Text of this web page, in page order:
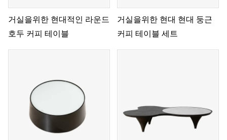
거실을위한 현대적인 라운드
호두 커피 테이블
거실을위한 현대 현대 둥근
커피 테이블 세트